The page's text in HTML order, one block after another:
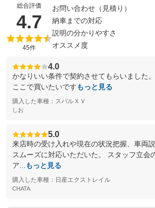
総合評価
4.7 （5点満点中）
45件
お問い合わせ（見積り）
納車までの対応
説明の分かりやすさ
オススメ度
4.0
かなりいい条件で契約させてもらいました
ここで買いたいですもっと見る
購入した車種：スバルＸＶ
しお
5.0
来店時の受け入れや現在の状況把握、車両
スムーズに対応いただいた。 スタッフ立会
ア...
もっと見る
購入した車種：日産エクストレイル
CHATA